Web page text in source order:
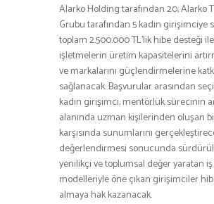
Alarko Holding tarafından 20, Alarko
Grubu tarafından 5 kadın girişimciye
toplam 2.500.000 TL’lik hibe desteği ile
işletmelerin üretim kapasitelerini
ve markalarını güçlendirmelerine
sağlanacak. Başvurular arasından
kadın girişimci, mentörlük sürecinin
alanında uzman kişilerinden oluşan
karşısında sunumlarını
değerlendirmesi sonucunda
yenilikçi ve toplumsal değer yaratan iş
modelleriyle öne çıkan girişimciler
almaya hak kazanacak.